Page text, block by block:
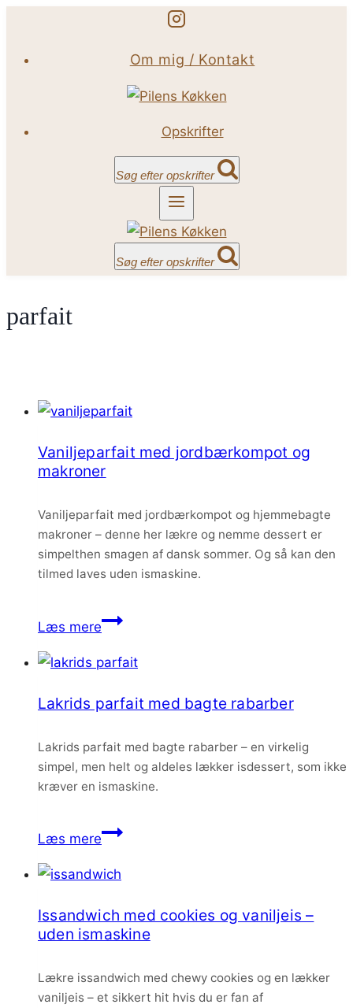
indhold
Om mig / Kontakt
Opskrifter
Søg efter opskrifter
Søg efter opskrifter
parfait
Vaniljeparfait med jordbærkompot og
makroner
Vaniljeparfait med jordbærkompot og hjemmebagte
makroner – denne her lækre og nemme dessert er
simpelthen smagen af dansk sommer. Og så kan den
tilmed laves uden ismaskine.
Læs mereVaniljeparfait
jordbærkompot
makroner
Lakrids parfait med bagte rabarber
Lakrids parfait med bagte rabarber – en virkelig
simpel, men helt og aldeles lækker isdessert, som ikke
kræver en ismaskine.
Læs mereLakrids
med
rabarber
Issandwich med cookies og vaniljeis –
uden ismaskine
Lækre issandwich med chewy cookies og en lækker
vaniljeis – et sikkert hit hvis du er fan af